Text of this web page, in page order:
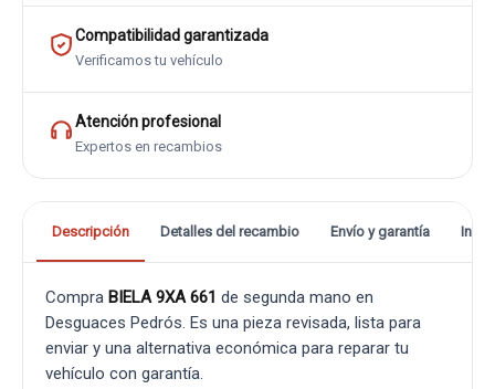
Compatibilidad garantizada
Verificamos tu vehículo
Atención profesional
Expertos en recambios
Descripción Detalles del recambio Envío y garantía
Compra BIELA 9XA 661 de segunda mano en
Desguaces Pedrós. Es una pieza revisada, lista para
enviar y una alternativa económica para reparar tu
vehículo con garantía.